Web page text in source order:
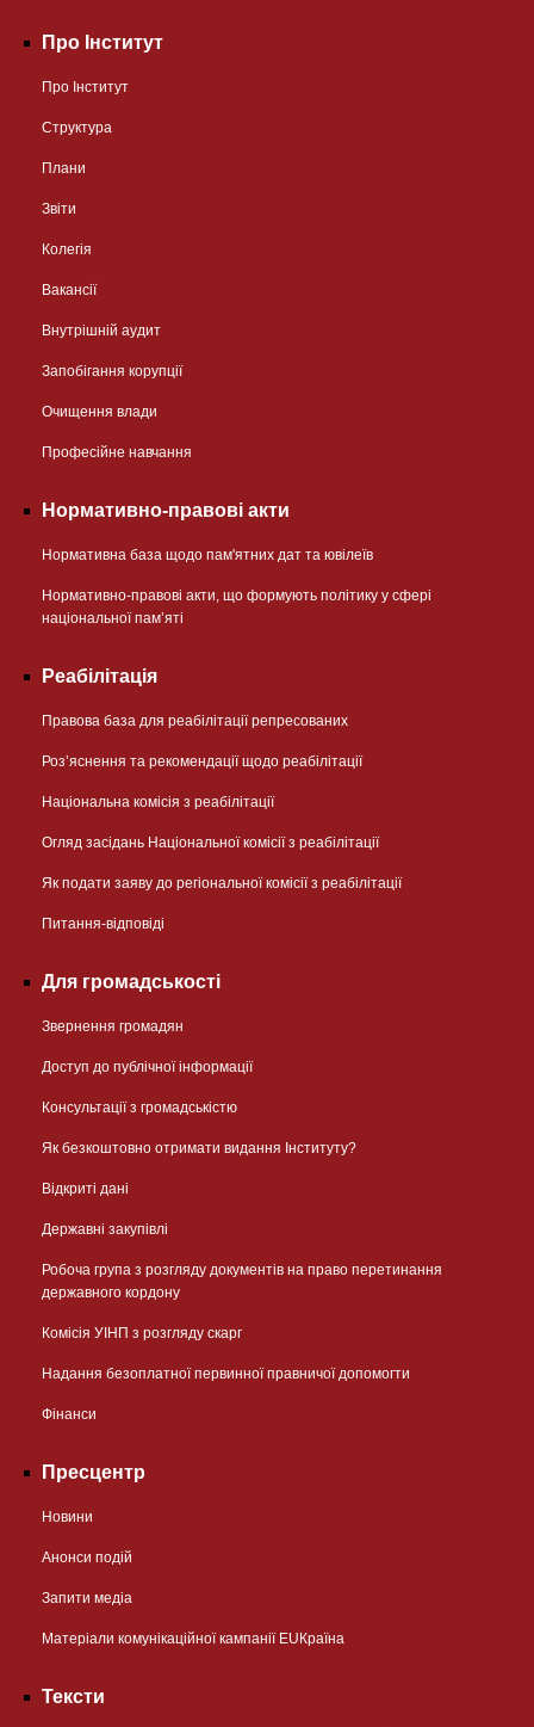
Про Інститут
Про Інститут
Структура
Плани
Звіти
Колегія
Вакансії
Внутрішній аудит
Запобігання корупції
Очищення влади
Професійне навчання
Нормативно-правові акти
Нормативна база щодо пам'ятних дат та ювілеїв
Нормативно-правові акти, що формують політику у сфері
національної памʼяті
Реабілітація
Правова база для реабілітації репресованих
Розʼяснення та рекомендації щодо реабілітації
Національна комісія з реабілітації
Огляд засідань Національної комісії з реабілітації
Як подати заяву до регіональної комісії з реабілітації
Питання-відповіді
Для громадськості
Звернення громадян
Доступ до публічної інформації
Консультації з громадськістю
Як безкоштовно отримати видання Інституту?
Відкриті дані
Державні закупівлі
Робоча група з розгляду документів на право перетинання
державного кордону
Комісія УІНП з розгляду скарг
Надання безоплатної первинної правничої допомогти
Фінанси
Пресцентр
Новини
Анонси подій
Запити медіа
Матеріали комунікаційної кампанії EUКраїна
Тексти